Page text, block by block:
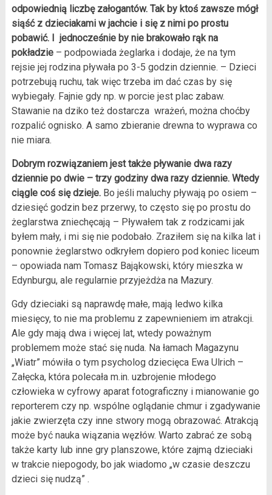
odpowiednią liczbę załogantów. Tak by ktoś zawsze mógł
siąść z dzieciakami w jachcie i się z nimi po prostu
pobawić. I jednocześnie by nie brakowało rąk na
pokładzie– podpowiada żeglarka i dodaje, że na tym
rejsie jej rodzina pływała po 3-5 godzin dziennie. – Dzieci
potrzebują ruchu, tak więc trzeba im dać czas by się
wybiegały. Fajnie gdy np. w porcie jest plac zabaw.
Stawanie na dziko też dostarcza wrażeń, można choćby
rozpalić ognisko. A samo zbieranie drewna to wyprawa co
nie miara.
Dobrym rozwiązaniem jest także pływanie dwa razy
dziennie po dwie – trzy godziny dwa razy dziennie. Wtedy
ciągle coś się dzieje. Bo jeśli maluchy pływają po osiem –
dziesięć godzin bez przerwy, to często się po prostu do
żeglarstwa zniechęcają – Pływałem tak z rodzicami jak
byłem mały, i mi się nie podobało. Zraziłem się na kilka lat i
ponownie żeglarstwo odkryłem dopiero pod koniec liceum
– opowiada nam Tomasz Bająkowski, który mieszka w
Edynburgu, ale regularnie przyjeżdża na Mazury.
Gdy dzieciaki są naprawdę małe, mają ledwo kilka
miesięcy, to nie ma problemu z zapewnieniem im atrakcji.
Ale gdy mają dwa i więcej lat, wtedy poważnym
problemem może stać się nuda. Na łamach Magazynu
„Wiatr” mówiła o tym psycholog dziecięca Ewa Ulrich –
Załęcka, która polecała m.in. uzbrojenie młodego
człowieka w cyfrowy aparat fotograficzny i mianowanie go
reporterem czy np. wspólne oglądanie chmur i zgadywanie
jakie zwierzęta czy inne stwory mogą obrazować. Atrakcją
może być nauka wiązania węzłów. Warto zabrać ze sobą
także karty lub inne gry planszowe, które zajmą dzieciaki
w trakcie niepogody, bo jak wiadomo „w czasie deszczu
dzieci się nudzą” .